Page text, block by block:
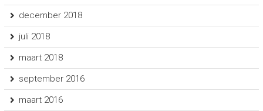
december 2018
juli 2018
maart 2018
september 2016
maart 2016